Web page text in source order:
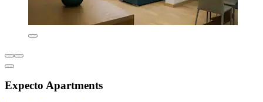
Expecto Apartments